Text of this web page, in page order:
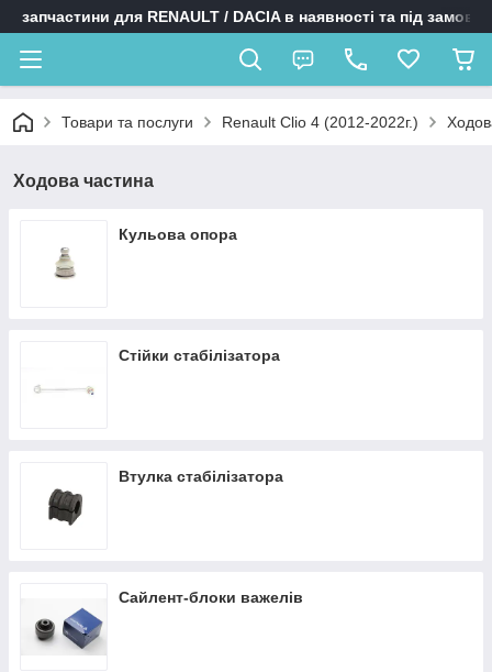
запчастини для RENAULT / DACIA в наявності та під
Товари та послуги Renault Clio 4 (2012-2022г.)
Ходова частина
Кульова опора
Стійки стабілізатора
Втулка стабілізатора
Сайлент-блоки важелів